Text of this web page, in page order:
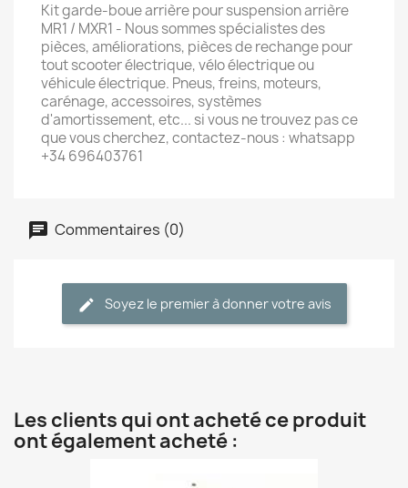
Kit garde-boue arrière pour suspension arrière
MR1 / MXR1 - Nous sommes spécialistes des
pièces, améliorations, pièces de rechange pour
tout scooter électrique, vélo électrique ou
véhicule électrique. Pneus, freins, moteurs,
carénage, accessoires, systèmes
d'amortissement, etc... si vous ne trouvez pas ce
que vous cherchez, contactez-nous : whatsapp
+34 696403761
Commentaires (0)
Soyez le premier à donner votre avis
Les clients qui ont acheté ce produit
ont également acheté :